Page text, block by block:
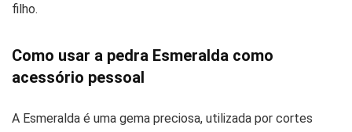
filho.
Como usar a pedra Esmeralda como
acessório pessoal
A Esmeralda é uma gema preciosa, utilizada por cortes